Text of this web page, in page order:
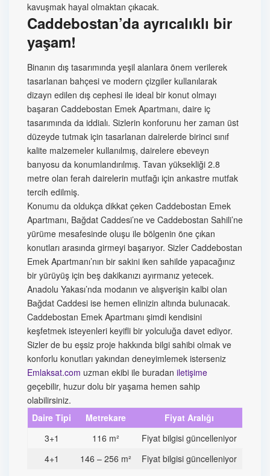
kavuşmak hayal olmaktan çıkacak.
Caddebostan’da ayrıcalıklı bir
yaşam!
Binanın dış tasarımında yeşil alanlara önem verilerek
tasarlanan bahçesi ve modern çizgiler kullanılarak
dizayn edilen dış cephesi ile ideal bir konut olmayı
başaran Caddebostan Emek Apartmanı, daire iç
tasarımında da iddialı. Sizlerin konforunu her zaman üst
düzeyde tutmak için tasarlanan dairelerde birinci sınıf
kalite malzemeler kullanılmış, dairelere ebeveyn
banyosu da konumlandırılmış. Tavan yüksekliği 2.8
metre olan ferah dairelerin mutfağı için ankastre mutfak
tercih edilmiş.
Konumu da oldukça dikkat çeken Caddebostan Emek
Apartmanı, Bağdat Caddesi’ne ve Caddebostan Sahili’ne
yürüme mesafesinde oluşu ile bölgenin öne çıkan
konutları arasında girmeyi başarıyor. Sizler Caddebostan
Emek Apartmanı’nın bir sakini iken sahilde yapacağınız
bir yürüyüş için beş dakikanızı ayırmanız yetecek.
Anadolu Yakası’nda modanın ve alışverişin kalbi olan
Bağdat Caddesi ise hemen elinizin altında bulunacak.
Caddebostan Emek Apartmanı şimdi kendisini
keşfetmek isteyenleri keyifli bir yolculuğa davet ediyor.
Sizler de bu eşsiz proje hakkında bilgi sahibi olmak ve
konforlu konutları yakından deneyimlemek isterseniz
Emlaksat.com uzman ekibi ile buradan iletişime
geçebilir, huzur dolu bir yaşama hemen sahip
olabilirsiniz.
Daire Tipi
Metrekare
Fiyat Aralığı
3+1
116 m²
Fiyat bilgisi güncelleniyor
4+1
146 – 256 m² Fiyat bilgisi güncelleniyor